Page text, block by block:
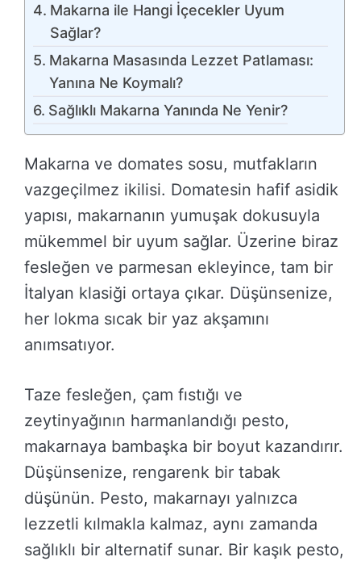
Makarna ile Hangi İçecekler Uyum
Sağlar?
Makarna Masasında Lezzet Patlaması:
Yanına Ne Koymalı?
Sağlıklı Makarna Yanında Ne Yenir?
Makarna ve domates sosu, mutfakların
vazgeçilmez ikilisi. Domatesin hafif asidik
yapısı, makarnanın yumuşak dokusuyla
mükemmel bir uyum sağlar. Üzerine biraz
fesleğen ve parmesan ekleyince, tam bir
İtalyan klasiği ortaya çıkar. Düşünsenize,
her lokma sıcak bir yaz akşamını
anımsatıyor.
Taze fesleğen, çam fıstığı ve
zeytinyağının harmanlandığı pesto,
makarnaya bambaşka bir boyut kazandırır.
Düşünsenize, rengarenk bir tabak
düşünün. Pesto, makarnayı yalnızca
lezzetli kılmakla kalmaz, aynı zamanda
sağlıklı bir alternatif sunar. Bir kaşık pesto,